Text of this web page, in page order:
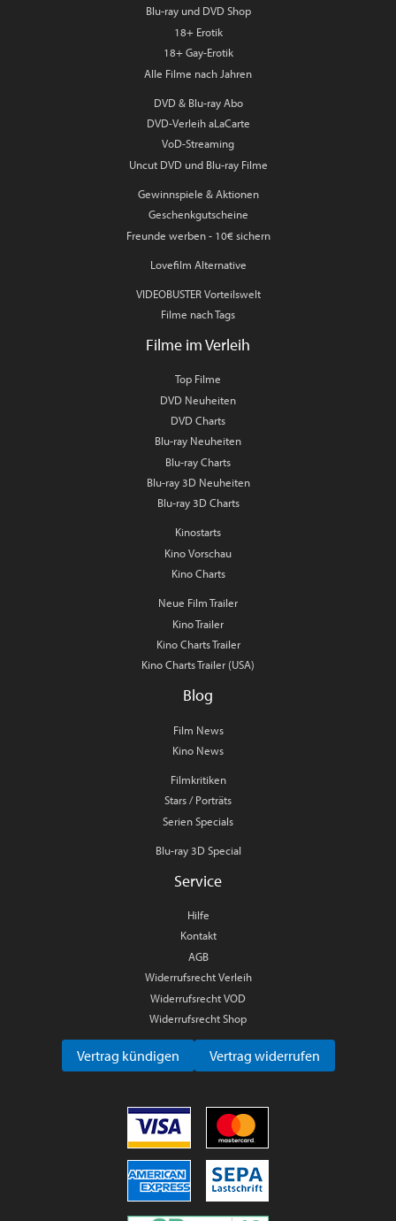
Blu-ray und DVD Shop
18+ Erotik
18+ Gay-Erotik
Alle Filme nach Jahren
DVD & Blu-ray Abo
DVD-Verleih aLaCarte
VoD-Streaming
Uncut DVD und Blu-ray Filme
Gewinnspiele & Aktionen
Geschenkgutscheine
Freunde werben - 10€ sichern
Lovefilm Alternative
VIDEOBUSTER Vorteilswelt
Filme nach Tags
Filme im Verleih
Top Filme
DVD Neuheiten
DVD Charts
Blu-ray Neuheiten
Blu-ray Charts
Blu-ray 3D Neuheiten
Blu-ray 3D Charts
Kinostarts
Kino Vorschau
Kino Charts
Neue Film Trailer
Kino Trailer
Kino Charts Trailer
Kino Charts Trailer (USA)
Blog
Film News
Kino News
Filmkritiken
Stars / Porträts
Serien Specials
Blu-ray 3D Special
Service
Hilfe
Kontakt
AGB
Widerrufsrecht Verleih
Widerrufsrecht VOD
Widerrufsrecht Shop
Vertrag kündigen Vertrag widerrufen